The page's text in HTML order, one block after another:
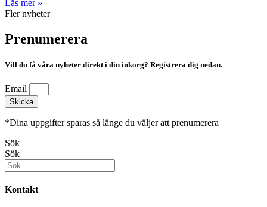
Läs mer »
Fler nyheter
Prenumerera
Vill du få våra nyheter direkt i din inkorg? Registrera dig nedan.
Email
Skicka
*Dina uppgifter sparas så länge du väljer att prenumerera
Sök
Sök
Kontakt